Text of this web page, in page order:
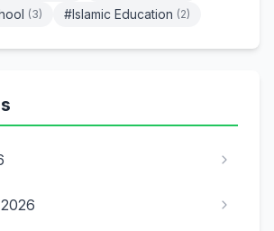
(3) #Islamic Education (2)